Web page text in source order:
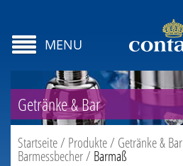
MENU
Getränke & Bar
Startseite/ Produkte/ Getränke & Bar
Barmessbecher/ Barmaß